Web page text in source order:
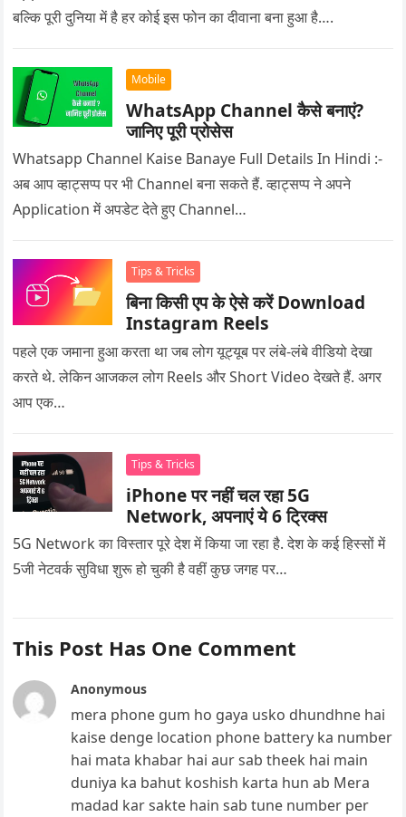
बल्कि पूरी दुनिया में है हर कोई इस फोन का दीवाना बना हुआ है….
Mobile
WhatsApp Channel कैसे बनाएं?
जानिए पूरी प्रोसेस
Whatsapp Channel Kaise Banaye Full Details In Hindi :-
अब आप व्हाट्सप्प पर भी Channel बना सकते हैं. व्हाट्सप्प ने अपने
Application में अपडेट देते हुए Channel…
Tips & Tricks
बिना किसी एप के ऐसे करें Download
Instagram Reels
पहले एक जमाना हुआ करता था जब लोग यूट्यूब पर लंबे-लंबे वीडियो देखा
करते थे. लेकिन आजकल लोग Reels और Short Video देखते हैं. अगर
आप एक…
Tips & Tricks
iPhone पर नहीं चल रहा 5G
Network, अपनाएं ये 6 ट्रिक्स
5G Network का विस्तार पूरे देश में किया जा रहा है. देश के कई हिस्सों में
5जी नेटवर्क सुविधा शुरू हो चुकी है वहीं कुछ जगह पर…
This Post Has One Comment
Anonymous
mera phone gum ho gaya usko dhundhne hai
kaise denge location phone battery ka number
hai mata khabar hai aur sab theek hai main
duniya ka bahut koshish karta hun ab Mera
madad kar sakte hain sab tune number per